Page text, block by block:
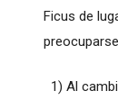
Ficus de
1) Al